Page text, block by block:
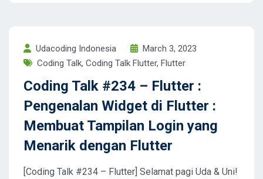
Udacoding Indonesia
March 3, 2023
Coding Talk, Coding Talk Flutter, Flutter
Coding Talk #234 – Flutter :
Pengenalan Widget di Flutter :
Membuat Tampilan Login yang
Menarik dengan Flutter
[Coding Talk #234 – Flutter] Selamat pagi Uda & Uni!